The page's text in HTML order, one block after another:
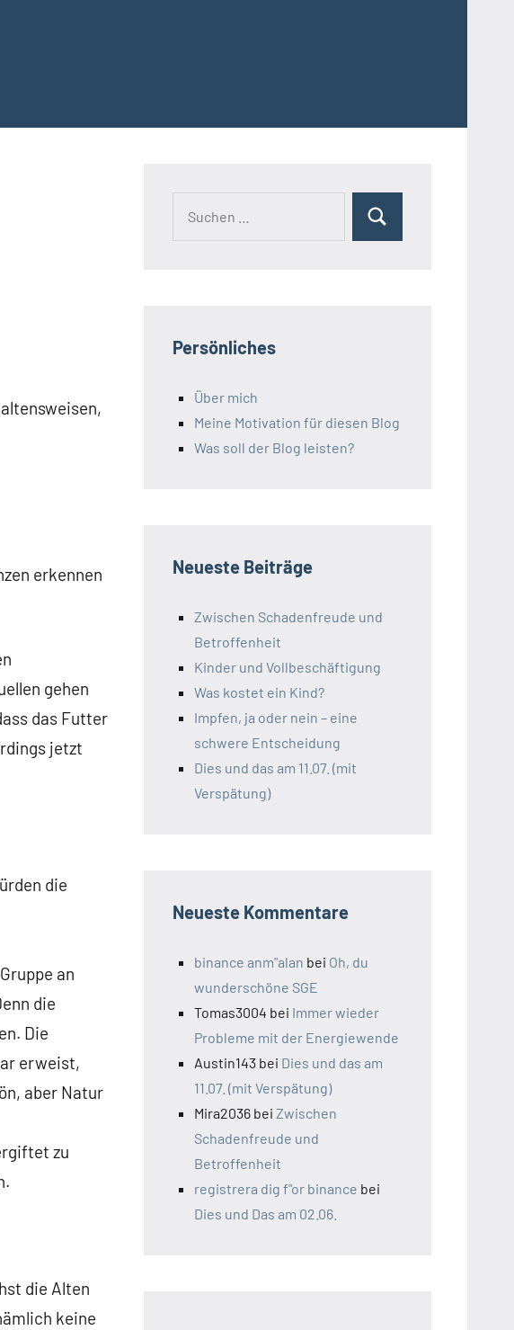
erkennen
gehen
das Futter
jetzt
die
an
die
Die
erweist,
aber Natur
zu
die Alten
keine
Suchen
Persönliches
Über mich
Meine Motivation für diesen Blog
Was soll der Blog leisten?
Neueste Beiträge
Zwischen Schadenfreude und
Betroffenheit
Kinder und Vollbeschäftigung
Was kostet ein Kind?
Impfen, ja oder nein – eine
schwere Entscheidung
Dies und das am 11.07. (mit
Verspätung)
Neueste Kommentare
binance anm"alan bei Oh, du
wunderschöne SGE
Tomas3004 bei Immer wieder
Probleme mit der Energiewende
Austin143 bei Dies und das am
11.07. (mit Verspätung)
Mira2036 bei Zwischen
Schadenfreude und
Betroffenheit
registrera dig f"or binance bei
Dies und Das am 02.06.